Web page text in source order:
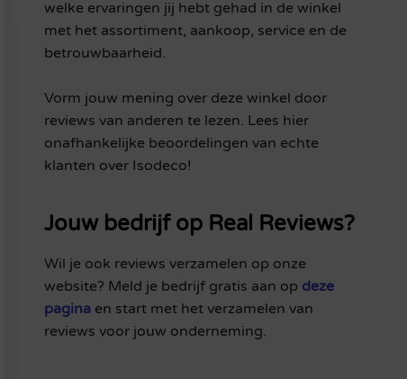
welke ervaringen jij hebt gehad in de winkel
met het assortiment, aankoop, service en de
betrouwbaarheid.
Vorm jouw mening over deze winkel door
reviews van anderen te lezen. Lees hier
onafhankelijke beoordelingen van echte
klanten over Isodeco!
Jouw bedrijf op Real Reviews?
Wil je ook reviews verzamelen op onze
website? Meld je bedrijf gratis aan op deze
paginaen start met het verzamelen van
reviews voor jouw onderneming.